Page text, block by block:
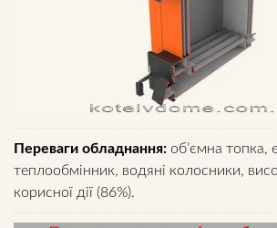
Переваги обладнання: об’ємна топка,
теплообмінник, водяні колосники,
корисної дії (86%).